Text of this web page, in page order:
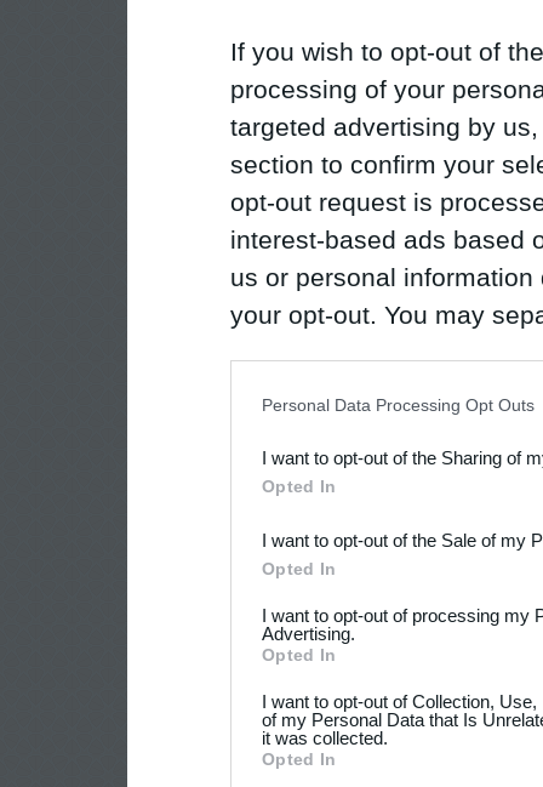
If you wish to opt-out of
processing of your
targeted advertising by
section to confirm your
opt-out request is
interest-based ads based
us or personal
your opt-out. You may
Downstream Participants
third parties.
Personal Data Processing Opt Outs
I want to opt-out of the Sharing of
Opted In
I want to opt-out of the Sale of my
Opted In
I want to opt-out of processing my
Advertising.
Opted In
I want to opt-out of Collection,
of my Personal Data that Is
it was collected.
Opted In